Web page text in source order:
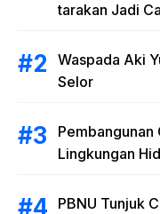
tarakan Jadi
Waspada Aki
Selor
Pembangunan
Lingkungan
PBNU Tunjuk